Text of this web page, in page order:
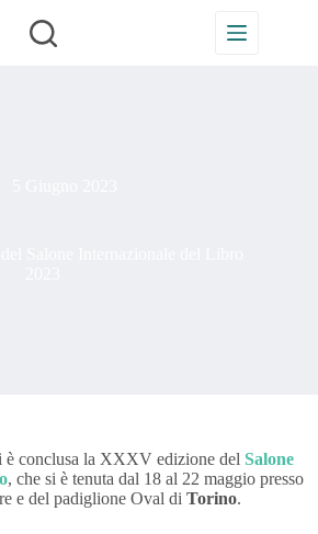
è conclusa la XXXV edizione del Salone
, che si è tenuta dal 18 al 22 maggio presso
e del padiglione Oval di Torino.